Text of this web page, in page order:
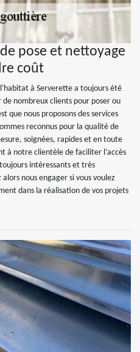
pose et nettoyage
coût
à Serverette a toujours été
nombreux clients pour poser ou
que nous proposons des services
reconnus pour la qualité de
soignées, rapides et en toute
à notre clientèle de faciliter l’accès
intéressants et très
nous engager si vous voulez
dans la réalisation de vos projets